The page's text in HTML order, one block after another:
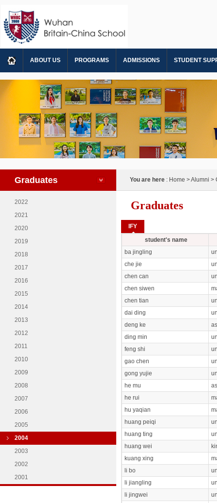
ABOUT US PROGRAMS ADMISSIONS STUDENT
Graduates
2022
2021
2020
2019
2018
2017
2016
2015
2014
2013
2012
2011
2010
2009
2008
2007
2006
2005
2004
2003
2002
2001
You are here : Home > Alumni >
Graduates
IFY
student's name
ba jingling
che jie
chen can
chen siwen
chen tian
dai ding
deng ke
ding min
feng shi
gao chen
gong yujie
he mu
he rui
hu yaqian
huang peiqi
huang ting
huang wei
kuang xing
li bo
li jiangling
li jingwei